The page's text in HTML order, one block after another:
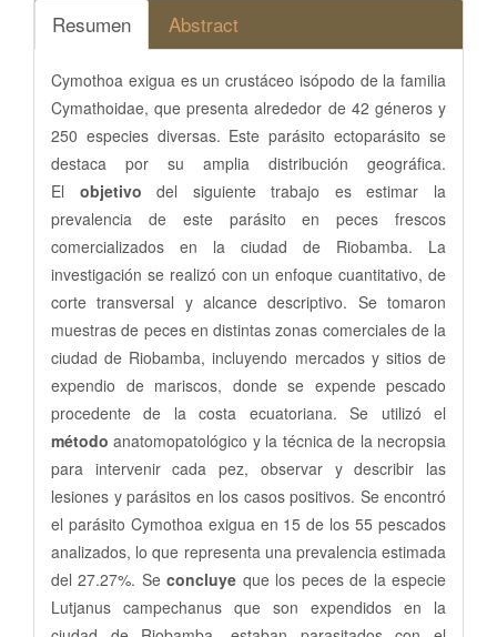
Resumen Abstract
Cymothoa exigua es un crustáceo isópodo de la familia
Cymathoidae, que presenta alrededor de 42 géneros y
250 especies diversas. Este parásito ectoparásito se
destaca por su amplia distribución geográfica.
El objetivo del siguiente trabajo es estimar la
prevalencia de este parásito en peces frescos
comercializados en la ciudad de Riobamba. La
investigación se realizó con un enfoque cuantitativo, de
corte transversal y alcance descriptivo. Se tomaron
muestras de peces en distintas zonas comerciales de la
ciudad de Riobamba, incluyendo mercados y sitios de
expendio de mariscos, donde se expende pescado
procedente de la costa ecuatoriana. Se utilizó el
método anatomopatológico y la técnica de la necropsia
para intervenir cada pez, observar y describir las
lesiones y parásitos en los casos positivos. Se encontró
el parásito Cymothoa exigua en 15 de los 55 pescados
analizados, lo que representa una prevalencia estimada
del 27.27%. Seconcluye que los peces de la especie
Lutjanus campechanus que son expendidos en la